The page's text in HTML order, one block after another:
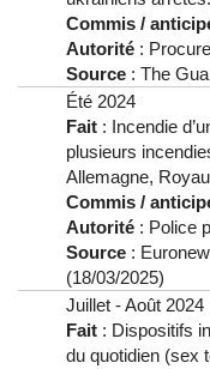
Commis /
Autorité :
Source : The
Été 2024
Fait : Incendie
plusieurs
Allemagne,
Commis /
Autorité : Police
Source :
(18/03/2025)
Juillet - Août 2024
Fait : Dispositifs
du quotidien (sex